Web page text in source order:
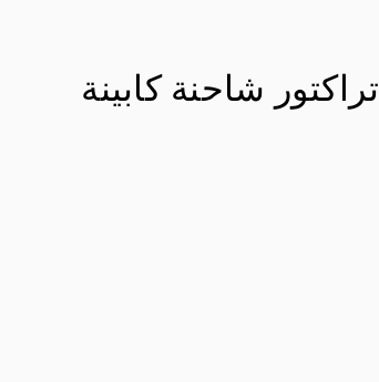
2013 International ProStar+113 6x4 تراكتور شاحنة كابينة